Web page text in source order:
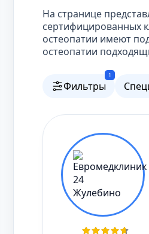
На странице
сертифицированных
остеопатии имеют
остеопатии
Фильтры
1